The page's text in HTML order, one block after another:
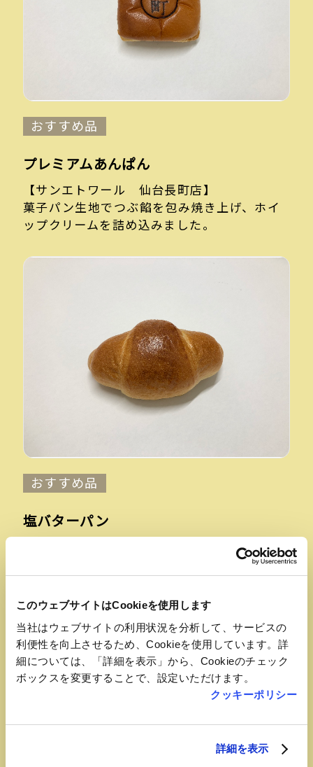
このウェブサイトはCookieを使用します
当社はウェブサイトの利用状況を分析して、サービスの
利便性を向上させるため、Cookieを使用しています。詳
細については、「詳細を表示」から、Cookieのチェック
ボックスを変更することで、設定いただけます。
クッキーポリシー
詳細を表示
おすすめ品
プレミアムあんぱん
【サンエトワール 仙台長町店】
菓子パン生地でつぶ餡を包み焼き上げ、ホイ
ップクリームを詰め込みました。
おすすめ品
塩バターパン
スイス産発酵バター入りのマーガリンが溶け
出しサクサク食感とジュワっとバター風味が
香る食事パン